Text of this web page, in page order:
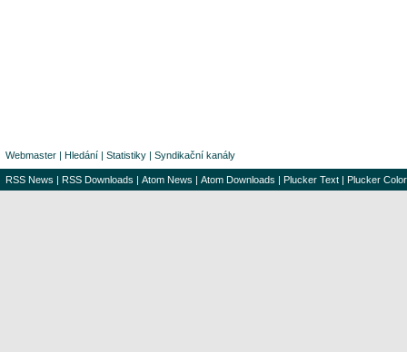
Webmaster | Hledání | Statistiky | Syndikační kanály
RSS News | RSS Downloads | Atom News | Atom Downloads | Plucker Text | Plucker Color